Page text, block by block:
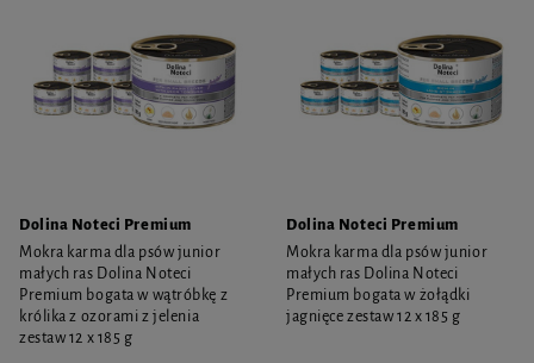
Dolina Noteci Premium
Mokra karma dla psów junior
małych ras Dolina Noteci
Premium bogata w wątróbkę z
królika z ozorami z jelenia
zestaw 12 x 185 g
Dolina Noteci Premium
Mokra karma dla psów junior
małych ras Dolina Noteci
Premium bogata w żołądki
jagnięce zestaw 12 x 185 g